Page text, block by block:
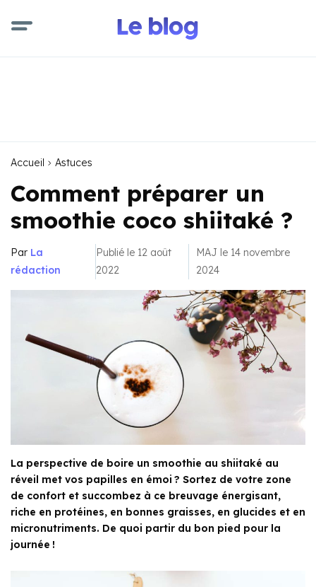
Accueil Astuces
Comment préparer un
smoothie coco shiitaké ?
Par La
rédaction
Publié le 12 août
2022
MAJ le 14 novembre
2024
La perspective de boire un smoothie au shiitaké au
réveil met vos papilles en émoi ? Sortez de votre zone
de confort et succombez à ce breuvage énergisant,
riche en protéines, en bonnes graisses, en glucides et en
micronutriments. De quoi partir du bon pied pour la
journée !